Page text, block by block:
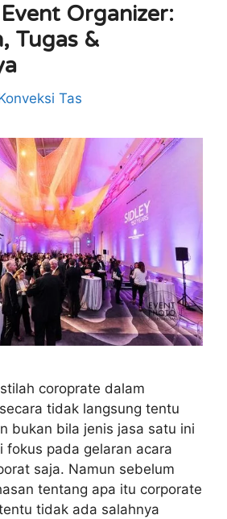
Organizer:
Tugas &
Tas
coroprate dalam
tidak langsung tentu
bukan bila jenis jasa satu ini
fokus pada gelaran acara
saja. Namun sebelum
tentang apa itu corporate
tidak ada salahnya